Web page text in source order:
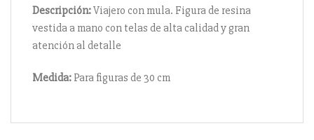
Descripción:Viajero con mula. Figura de resina
vestida a mano con telas de alta calidad y gran
atención al detalle
Medida: Para figuras de 30 cm